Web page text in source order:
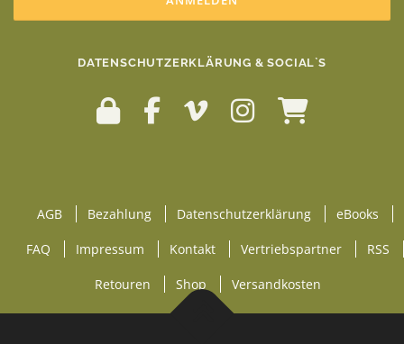
DATENSCHUTZERKLÄRUNG & SOCIAL`S
AGB Bezahlung Datenschutzerklärung eBooks
FAQ Impressum Kontakt Vertriebspartner RSS
Retouren Shop Versandkosten